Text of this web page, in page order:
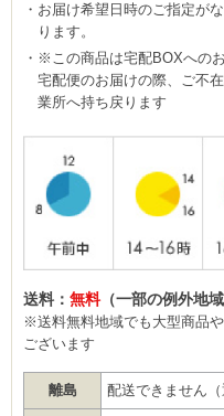
お届け希望日時のご指定が
ります。
※この商品は宅配BOXへの
宅配便のお届けの際、ご不
業所へ持ち戻ります
送料： 無料（一部の例外地域
※送料無料地域でも大型商品
ございます
離島 配送できません（